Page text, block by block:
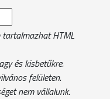
HTML
és kisbetűkre.
felületen.
nem vállalunk.